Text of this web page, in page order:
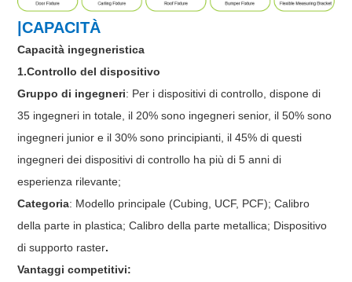
|CAPACITÀ
Capacità ingegneristica
1.Controllo del dispositivo
Gruppo di ingegneri: Per i dispositivi di controllo, dispone di
35 ingegneri in totale, il 20% sono ingegneri senior, il 50% sono
ingegneri junior e il 30% sono principianti, il 45% di questi
ingegneri dei dispositivi di controllo ha più di 5 anni di
esperienza rilevante;
Categoria: Modello principale (Cubing, UCF, PCF); Calibro
della parte in plastica; Calibro della parte metallica; Dispositivo
di supporto raster.
Vantaggi competitivi: